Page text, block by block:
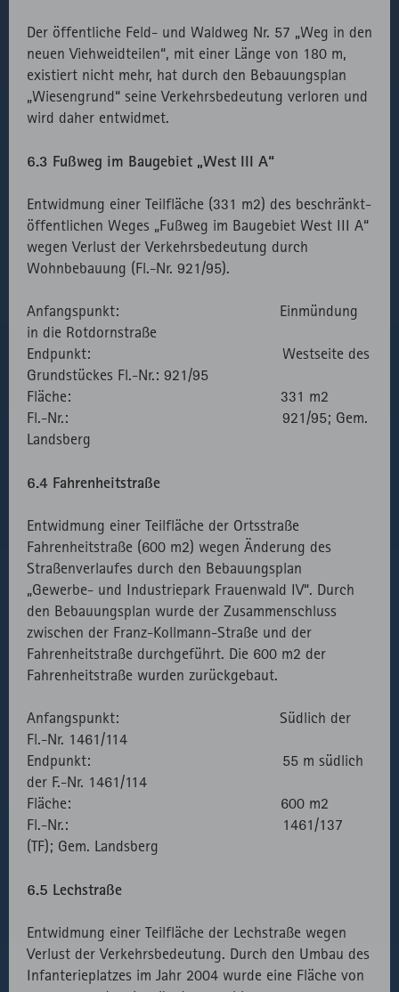
Der öffentliche Feld- und Waldweg Nr. 57 „Weg in den
neuen Viehweidteilen“, mit einer Länge von 180 m,
existiert nicht mehr, hat durch den Bebauungsplan
„Wiesengrund“ seine Verkehrsbedeutung verloren und
wird daher entwidmet.
6.3 Fußweg im Baugebiet „West III A“
Entwidmung einer Teilfläche (331 m2) des beschränkt-
öffentlichen Weges „Fußweg im Baugebiet West III A“
wegen Verlust der Verkehrsbedeutung durch
Wohnbebauung (Fl.-Nr. 921/95).
Anfangspunkt: Einmündung
in die Rotdornstraße
Endpunkt: Westseite des
Grundstückes Fl.-Nr.: 921/95
Fläche: 331 m2
Fl.-Nr.: 921/95; Gem.
Landsberg
6.4 Fahrenheitstraße
Entwidmung einer Teilfläche der Ortsstraße
Fahrenheitstraße (600 m2) wegen Änderung des
Straßenverlaufes durch den Bebauungsplan
„Gewerbe- und Industriepark Frauenwald IV“. Durch
den Bebauungsplan wurde der Zusammenschluss
zwischen der Franz-Kollmann-Straße und der
Fahrenheitstraße durchgeführt. Die 600 m2 der
Fahrenheitstraße wurden zurückgebaut.
Anfangspunkt: Südlich der
Fl.-Nr. 1461/114
Endpunkt: 55 m südlich
der F.-Nr. 1461/114
Fläche: 600 m2
Fl.-Nr.: 1461/137
(TF); Gem. Landsberg
6.5 Lechstraße
Entwidmung einer Teilfläche der Lechstraße wegen
Verlust der Verkehrsbedeutung. Durch den Umbau des
Infanterieplatzes im Jahr 2004 wurde eine Fläche von
Aufruf von
fast.fonts.net
lizenzrechtlichen
Gründen die
Verwendung
des lokal
eingebunden
Session